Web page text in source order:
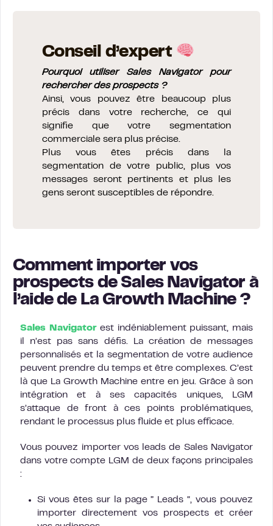
Conseil d’expert
Pourquoi utiliser Sales Navigator pour
rechercher des prospects ?
Ainsi, vous pouvez être beaucoup plus
précis dans votre recherche, ce qui
signifie que votre segmentation
commerciale sera plus précise.
Plus vous êtes précis dans la
segmentation de votre public, plus vos
messages seront pertinents et plus les
gens seront susceptibles de répondre.
Comment importer vos
prospects de Sales Navigator à
l’aide de La Growth Machine ?
Sales Navigatorest indéniablement puissant, mais
il n’est pas sans défis. La création de messages
personnalisés et la segmentation de votre audience
peuvent prendre du temps et être complexes. C’est
là que La Growth Machine entre en jeu. Grâce à son
intégration et à ses capacités uniques, LGM
s’attaque de front à ces points problématiques,
rendant le processus plus fluide et plus efficace.
Vous pouvez importer vos leads de Sales Navigator
dans votre compte LGM de deux façons principales
:
Si vous êtes sur la page ” Leads “, vous pouvez
importer directement vos prospects et créer